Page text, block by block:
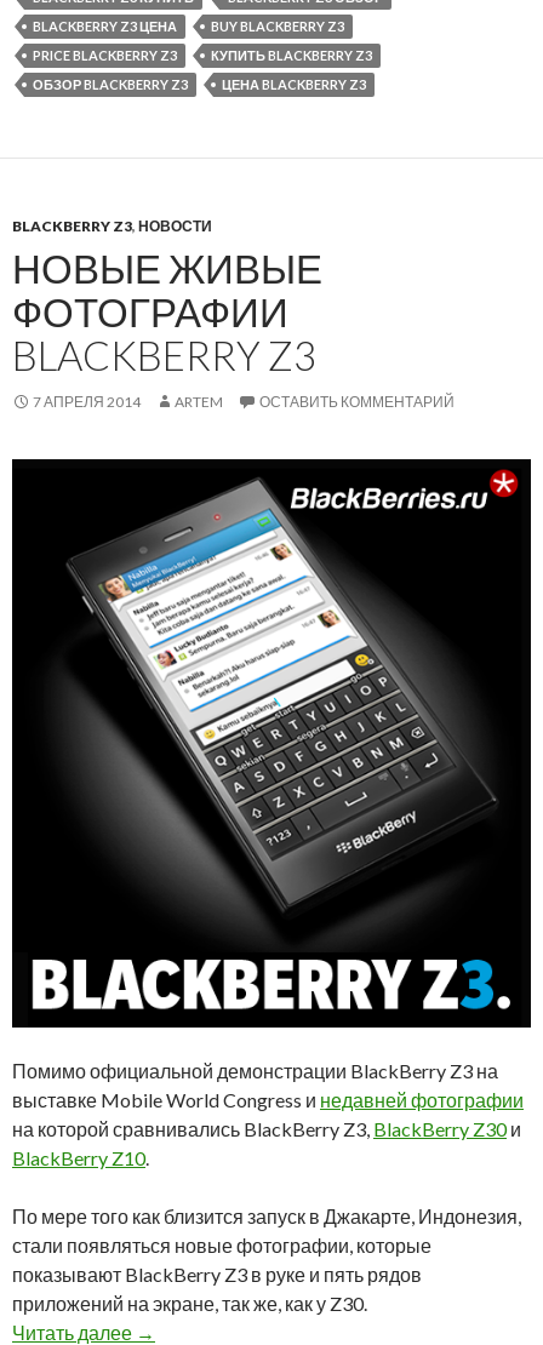
BLACKBERRY Z3 ЦЕНА
BUY BLACKBERRY Z3
PRICE BLACKBERRY Z3
КУПИТЬ BLACKBERRY Z3
ОБЗОР BLACKBERRY Z3
ЦЕНА BLACKBERRY Z3
BLACKBERRY Z3, НОВОСТИ
НОВЫЕ ЖИВЫЕ
ФОТОГРАФИИ
BLACKBERRY Z3
7 АПРЕЛЯ 2014 ARTEM ОСТАВИТЬ КОММЕНТАРИЙ
Помимо официальной демонстрации BlackBerry Z3 на
выставке Mobile World Congress и недавней фотографии
на которой сравнивались BlackBerry Z3, BlackBerry Z30и
BlackBerry Z10.
По мере того как близится запуск в Джакарте, Индонезия,
стали появляться новые фотографии, которые
показывают BlackBerry Z3 в руке и пять рядов
приложений на экране, так же, как у Z30.
Читать далее Новые живые фотографии BlackBerry Z3
→